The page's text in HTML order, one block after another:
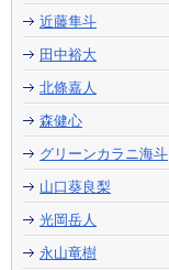
近藤隼斗
田中裕大
北條嘉人
森健心
グリーンカラニ海斗
山口葵良梨
光岡岳人
永山竜樹